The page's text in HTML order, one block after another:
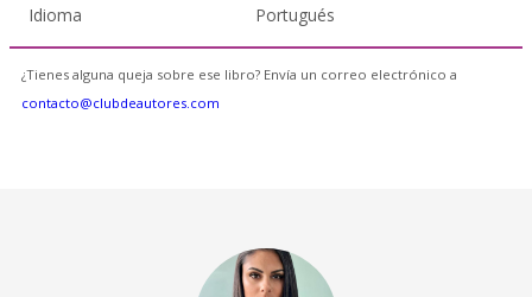
Idioma Portugués
¿Tienes alguna queja sobre ese libro? Envía un correo electrónico a
contacto@clubdeautores.com